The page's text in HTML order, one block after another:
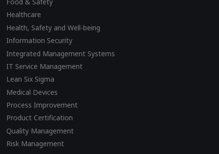
Healthcare
Health, Safety and Well-being
Information Security
Integrated Management Systems
IT Service Management
Lean Six Sigma
Medical Devices
Process Improvement
Product Certification
Quality Management
Risk Management